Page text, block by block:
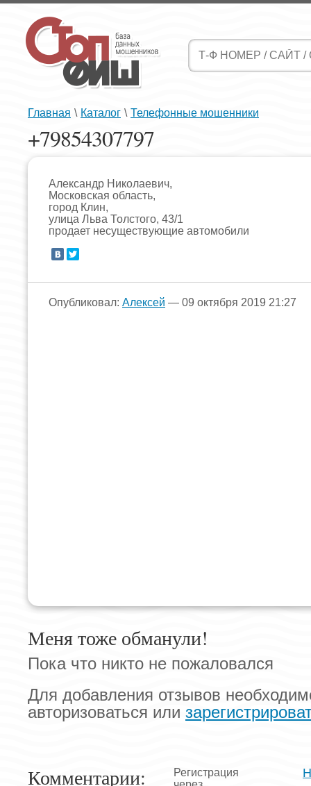
Главная \ Каталог \ Телефонные мошенники
+79854307797
Александр Николаевич,
Московская область,
город Клин,
улица Льва Толстого, 43/1
продает несуществующие автомобили
Опубликовал: Алексей — 09 октября 2019 21:27
Меня тоже обманули!
Пока что никто не пожаловался
Для добавления отзывов
авторизоваться или
Комментарии:
Регистрация